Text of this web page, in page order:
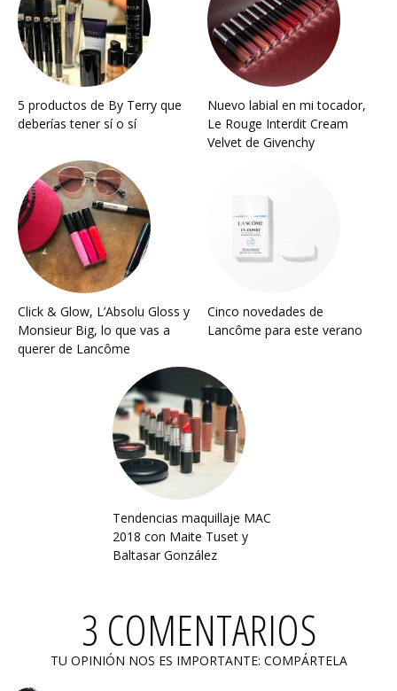
5 productos de By Terry que
deberías tener sí o sí
Nuevo labial en mi tocador,
Le Rouge Interdit Cream
Velvet de Givenchy
Click & Glow, L’Absolu Gloss y
Monsieur Big, lo que vas a
querer de Lancôme
Cinco novedades de
Lancôme para este verano
Tendencias maquillaje MAC
2018 con Maite Tuset y
Baltasar González
3 COMENTARIOS
TU OPINIÓN NOS ES IMPORTANTE: COMPÁRTELA